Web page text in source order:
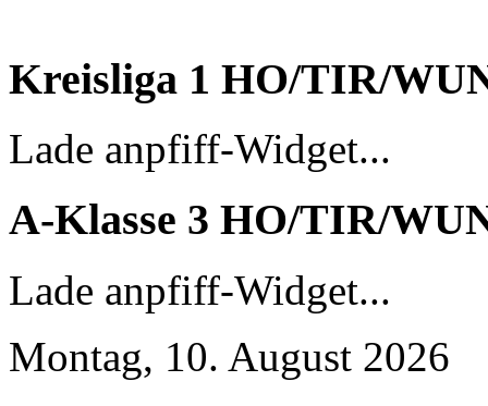
Kreisliga 1 HO/TIR/
Lade anpfiff-Widget...
A-Klasse 3 HO/TIR/
Lade anpfiff-Widget...
Montag, 10. August 2026